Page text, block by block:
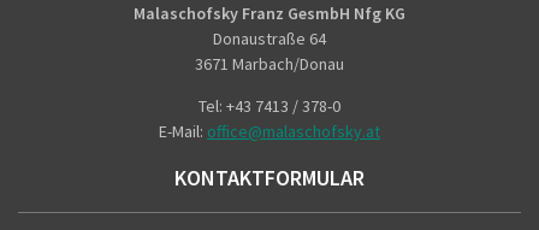
Malaschofsky Franz GesmbH Nfg KG
Donaustraße 64
3671 Marbach/Donau
Tel: +43 7413 / 378-0
E-Mail: office@malaschofsky.at
KONTAKTFORMULAR